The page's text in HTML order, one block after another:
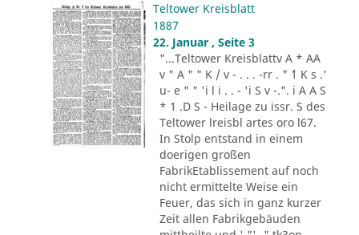
Teltower Kreisblatt
1887
22. Januar , Seite 3
"...Teltower Kreisblattv A * AA
v " A " " K / v - . . . -rr . " ´1 K s .'
u- e " " 'i l i . . - 'i S v -.". i A A S
* 1 .D S - Heilage zu issr. S des
Teltower lreisbl artes oro l67.
In Stolp entstand in einem
doerigen großen
FabrikEtablissement auf noch
nicht ermittelte Weise ein
Feuer, das sich in ganz kurzer
Zeit allen Fabrikgebäuden